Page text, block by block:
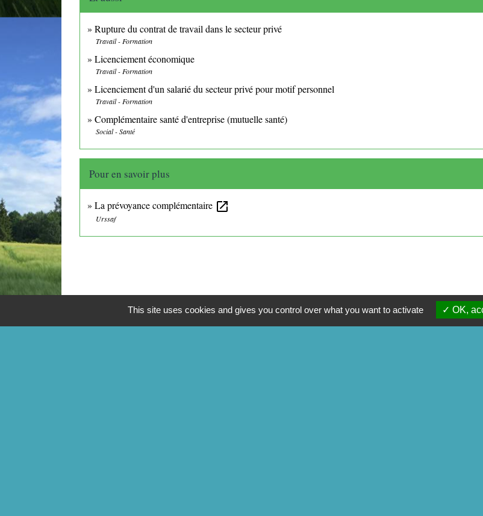
Rupture du contrat de travail dans le secteur privé
Travail - Formation
Licenciement économique
Travail - Formation
Licenciement d'un salarié du secteur privé pour motif personnel
Travail - Formation
Complémentaire santé d'entreprise (mutuelle santé)
Social - Santé
Pour en savoir plus
La prévoyance complémentaire open_in_new
Urssaf
This site uses cookies and gives you control over what you want to activate OK,